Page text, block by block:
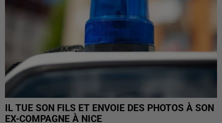
IL TUE SON FILS ET ENVOIE DES PHOTOS À SON
EX-COMPAGNE À NICE